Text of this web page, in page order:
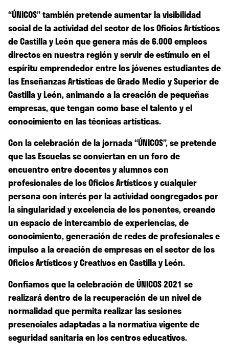
“ÚNICOS” también pretende aumentar la visibilidad
social de la actividad del sector de los Oficios Artísticos
de Castilla y León que genera más de 6.000 empleos
directos en nuestra región y servir de estímulo en el
espíritu emprendedor entre los jóvenes estudiantes de
las Enseñanzas Artísticas de Grado Medio y Superior de
Castilla y León, animando a la creación de pequeñas
empresas, que tengan como base el talento y el
conocimiento en las técnicas artísticas.
Con la celebración de la jornada “ÚNICOS”, se pretende
que las Escuelas se conviertan en un foro de
encuentro entre docentes y alumnos con
profesionales de los Oficios Artísticos y cualquier
persona con interés por la actividad congregados por
la singularidad y excelencia de los ponentes, creando
un espacio de intercambio de experiencias, de
conocimiento, generación de redes de profesionales e
impulso a la creación de empresas en el sector de los
Oficios Artísticos y Creativos en Castilla y León.
Confiamos que la celebración de ÚNICOS 2021 se
realizará dentro de la recuperación de un nivel de
normalidad que permita realizar las sesiones
presenciales adaptadas a la normativa vigente de
seguridad sanitaria en los centros educativos.